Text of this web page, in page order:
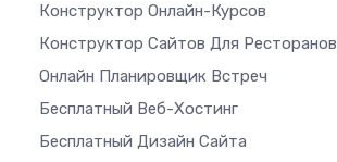
Конструктор Онлайн-Курсов
Конструктор Сайтов Для Ресторанов
Онлайн Планировщик Встреч
Бесплатный Веб-Хостинг
Бесплатный Дизайн Сайта